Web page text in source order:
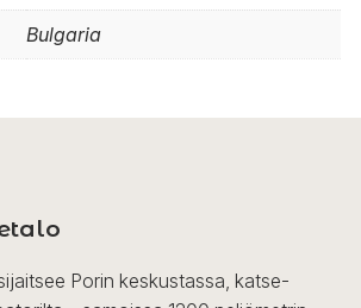
Bulgaria
Porin keskustassa, katse-